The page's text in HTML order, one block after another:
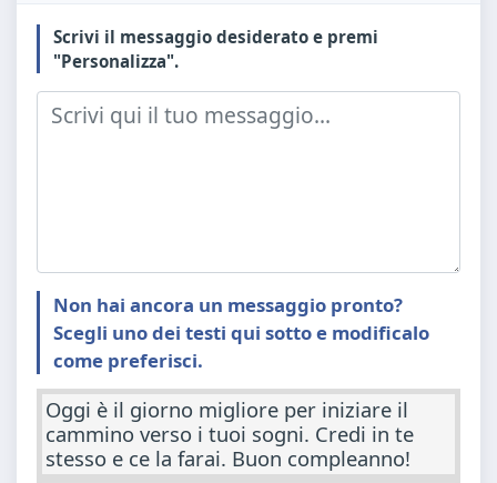
Scrivi il messaggio desiderato e premi
"Personalizza".
Non hai ancora un messaggio pronto?
Scegli uno dei testi qui sotto e modificalo
come preferisci.
Oggi è il giorno migliore per iniziare il
cammino verso i tuoi sogni. Credi in te
stesso e ce la farai. Buon compleanno!